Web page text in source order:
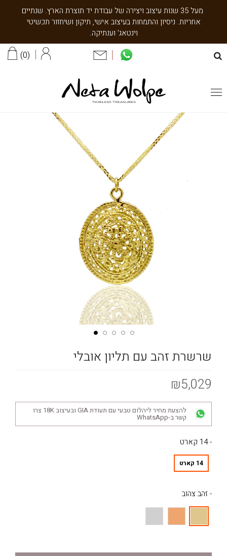
מעל 35 שנות עיצוב ויצירה של עבודת יד תוצרת הארץ. שנתיים
אחריות. ניסיון והתמחות בעיצוב אישי, תיקון ושיחזור תכשיטי
וינטאג' וענתיקה.
0
שרשרת זהב עם תליון אובלי
₪5,029
להצעת מחיר ליהלום טבעי עם תעודת GIA ובעיצוב 18K צרו
קשר ב-WhatsApp
- 14 קארט
14 קארט
- זהב צהוב